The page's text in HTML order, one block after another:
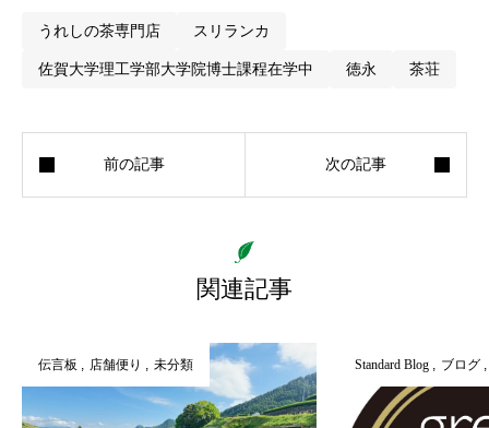
うれしの茶専門店 スリランカ
佐賀大学理工学部大学院博士課程在学中 徳永 茶荘
関連記事
伝言板 店舗便り 未分類 Standard Blog ブログ